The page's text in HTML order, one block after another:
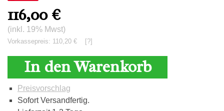
116,00 €
(inkl. 19% Mwst)
Vorkassepreis: 110,20 € [?]
In den Warenkorb
Preisvorschlag
Sofort Versandfertig.